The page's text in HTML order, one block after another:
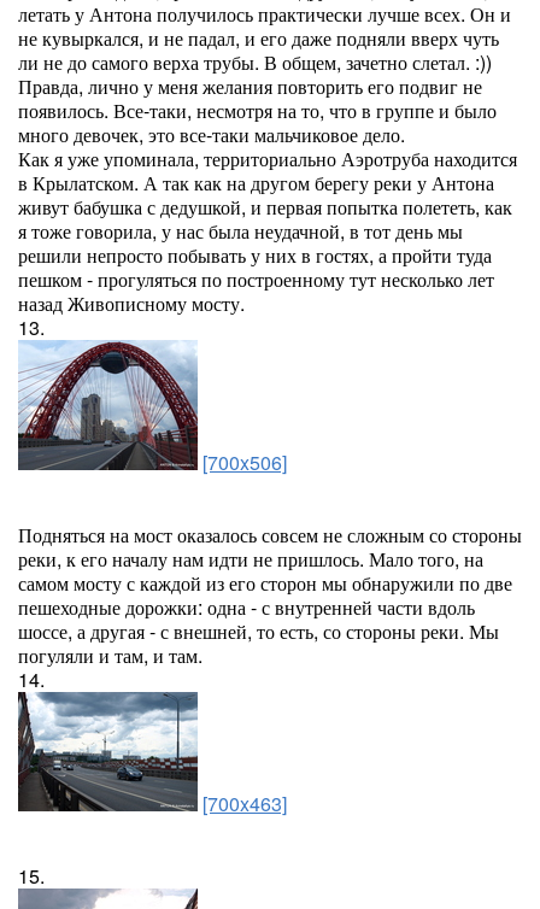
летать у Антона получилось практически лучше всех. Он и
не кувыркался, и не падал, и его даже подняли вверх чуть
ли не до самого верха трубы. В общем, зачетно слетал. :))
Правда, лично у меня желания повторить его подвиг не
появилось. Все-таки, несмотря на то, что в группе и было
много девочек, это все-таки мальчиковое дело.
Как я уже упоминала, территориально Аэротруба находится
в Крылатском. А так как на другом берегу реки у Антона
живут бабушка с дедушкой, и первая попытка полететь, как
я тоже говорила, у нас была неудачной, в тот день мы
решили непросто побывать у них в гостях, а пройти туда
пешком - прогуляться по построенному тут несколько лет
назад Живописному мосту.
13.
[700x506]
Подняться на мост оказалось совсем не сложным со стороны
реки, к его началу нам идти не пришлось. Мало того, на
самом мосту с каждой из его сторон мы обнаружили по две
пешеходные дорожки: одна - с внутренней части вдоль
шоссе, а другая - с внешней, то есть, со стороны реки. Мы
погуляли и там, и там.
14.
[700x463]
15.